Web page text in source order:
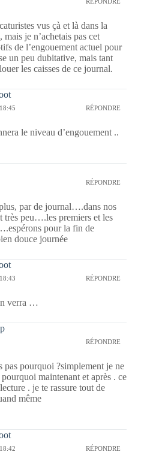
vus çà et là dans la
je n’achetais pas cet
de l’engouement actuel pour
un peu dubitative, mais tant
les caisses de ce journal.
RÉPONDRE
le niveau d’engouement ..
RÉPONDRE
par de journal….dans nos
très peu….les premiers et les
pour la fin de
douce journée
RÉPONDRE
verra …
RÉPONDRE
pas pourquoi ?simplement je ne
maintenant et après . ce
. je te rassure tout de
même
RÉPONDRE